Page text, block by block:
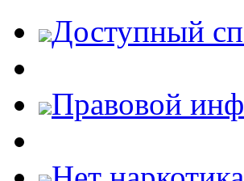
Доступный
Правовой